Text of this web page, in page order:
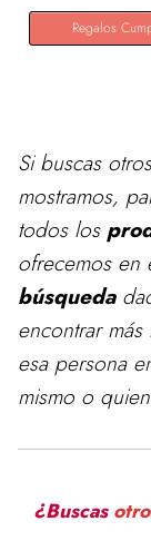
Regalos
Si buscas
mostramos,
todos los
ofrecemos en
búsqueda
encontrar
esa persona
mismo o
¿Buscas